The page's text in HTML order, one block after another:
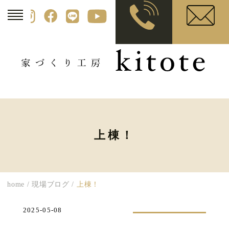
上棟！
home /現場ブログ / 上棟！
2025-05-08